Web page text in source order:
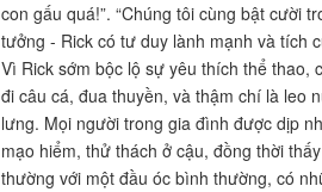
con gấu quá!”. “Chúng tôi cùng bật cười
tưởng - Rick có tư duy lành mạnh và tích
Vì Rick sớm bộc lộ sự yêu thích thể thao,
đi câu cá, đua thuyền, và thậm chí là leo
lưng. Mọi người trong gia đình được dịp
mạo hiểm, thử thách ở cậu, đồng thời
thường với một đầu óc bình thường, có